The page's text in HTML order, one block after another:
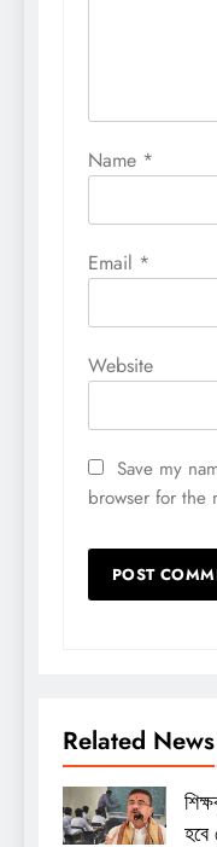
Name *
Email *
Website
Save my
browser for the
Related News
হবে